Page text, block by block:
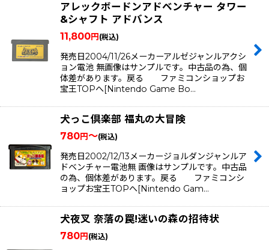
アレックボードンアドベンチャー タワー
&シャフト アドバンス
11,800円 (税込)
発売日2004/11/26メーカーアルゼジャンルアクシ
ョン電池 無画像はサンプルです。中古品の為、個
体差があります。戻る ファミコンショップお
宝王TOPへ[Nintendo Game Bo…
犬っこ倶楽部 福丸の大冒険
780円～(税込)
発売日2002/12/13メーカージョルダンジャンルア
ドベンチャー電池無 画像はサンプルです。中古品
の為、個体差があります。戻る ファミコンシ
ョップお宝王TOPへ[Nintendo Gam…
犬夜叉 奈落の罠!迷いの森の招待状
780円 (税込)